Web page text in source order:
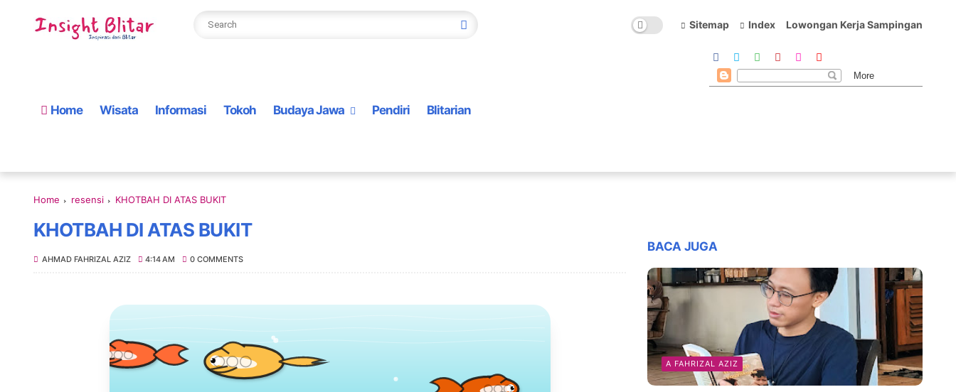
Sitemap Index Lowongan Kerja Sampingan
Home Wisata Informasi Tokoh Budaya Jawa Pendiri Blitarian
Home resensi KHOTBAH DI ATAS BUKIT
KHOTBAH DI ATAS BUKIT
AHMAD FAHRIZAL AZIZ 4:14 AM 0 COMMENTS
BACA JUGA
A FAHRIZAL AZIZ